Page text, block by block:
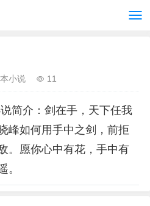
小说 11
简介：剑在手，天下任我
峰如何用手中之剑，前拒
。愿你心中有花，手中有
。